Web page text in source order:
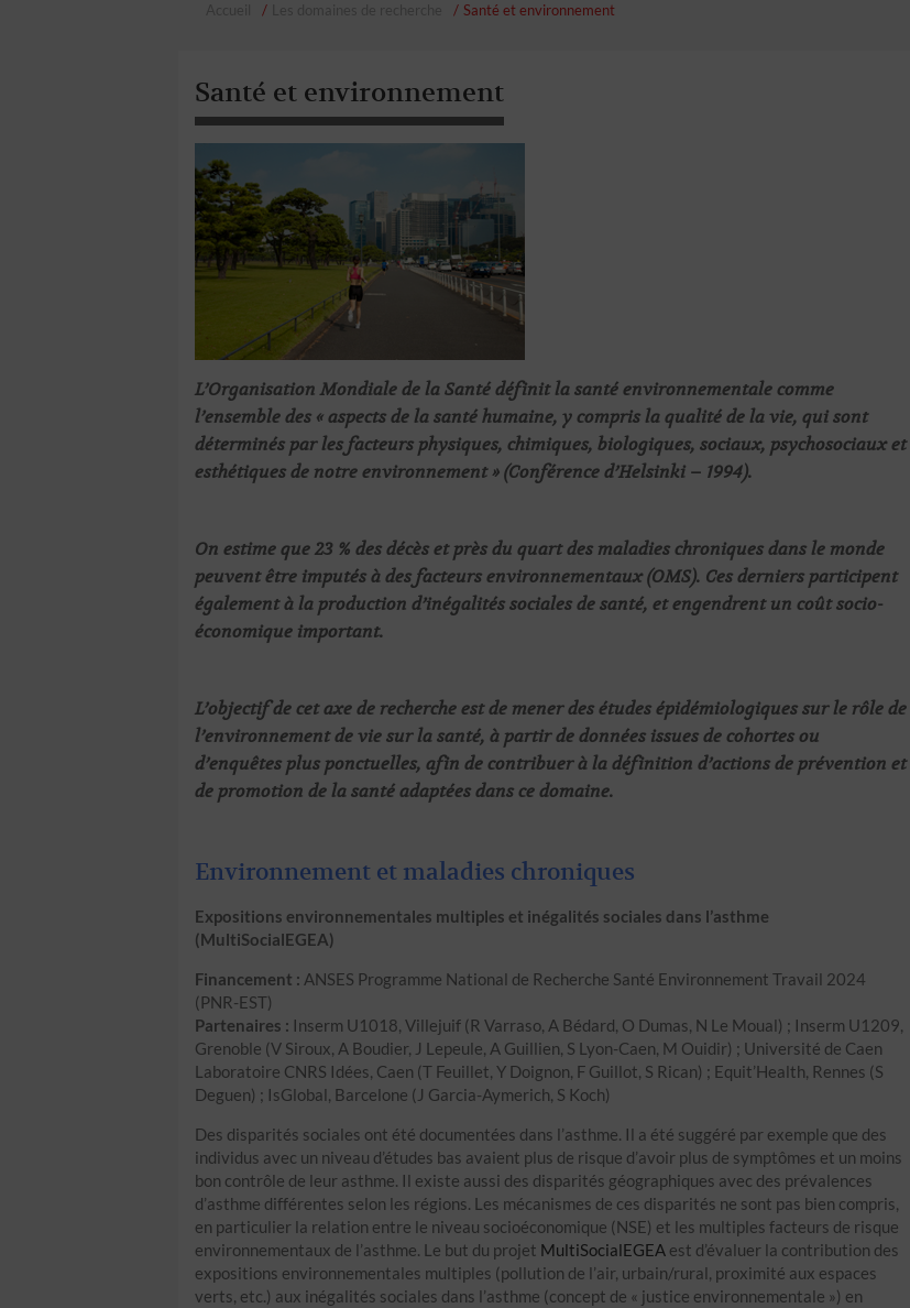
Santé et environnement
Santé et environnement
L’Organisation Mondiale de la Santé définit la santé environnementale comme
l’ensemble des « aspects de la santé humaine, y compris la qualité de la vie, qui sont
déterminés par les facteurs physiques, chimiques, biologiques, sociaux, psychosociaux et
esthétiques de notre environnement » (Conférence d’Helsinki – 1994).
On estime que 23 % des décès et près du quart des maladies chroniques dans le monde
peuvent être imputés à des facteurs environnementaux (OMS). Ces derniers participent
également à la production d’inégalités sociales de santé, et engendrent un coût socio-
économique important.
L’objectif de cet axe de recherche est de mener des études épidémiologiques sur le rôle de
l’environnement de vie sur la santé, à partir de données issues de cohortes ou
d’enquêtes plus ponctuelles, afin de contribuer à la définition d’actions de prévention et
de promotion de la santé adaptées dans ce domaine.
Environnement et maladies chroniques
Expositions environnementales multiples et inégalités sociales dans l’asthme
(MultiSocialEGEA)
Financement : ANSES Programme National de Recherche Santé Environnement Travail 2024
(PNR-EST)
Partenaires : Inserm U1018, Villejuif (R Varraso, A Bédard, O Dumas, N Le Moual) ; Inserm U1209,
Grenoble (V Siroux, A Boudier, J Lepeule, A Guillien, S Lyon-Caen, M Ouidir) ; Université de Caen
Laboratoire CNRS Idées, Caen (T Feuillet, Y Doignon, F Guillot, S Rican) ; Equit’Health, Rennes (S
Deguen) ; IsGlobal, Barcelone (J Garcia-Aymerich, S Koch)
Des disparités sociales ont été documentées dans l’asthme. Il a été suggéré par exemple que des
individus avec un niveau d’études bas avaient plus de risque d’avoir plus de symptômes et un moins
bon contrôle de leur asthme. Il existe aussi des disparités géographiques avec des prévalences
d’asthme différentes selon les régions. Les mécanismes de ces disparités ne sont pas bien compris,
en particulier la relation entre le niveau socioéconomique (NSE) et les multiples facteurs de risque
environnementaux de l’asthme. Le but du projet MultiSocialEGEA est d’évaluer la contribution des
expositions environnementales multiples (pollution de l’air, urbain/rural, proximité aux espaces
verts, etc.) aux inégalités sociales dans l’asthme (concept de « justice environnementale ») en